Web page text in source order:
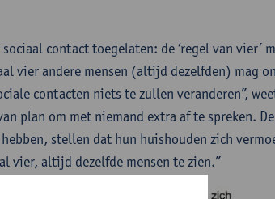
contact toegelaten: de ‘regel van vier’
vier andere mensen (altijd dezelfden) mag
contacten niets te zullen veranderen”,
plan om met niemand extra af te spreken.
stellen dat hun huishouden zich
vier, altijd dezelfde mensen te zien.”